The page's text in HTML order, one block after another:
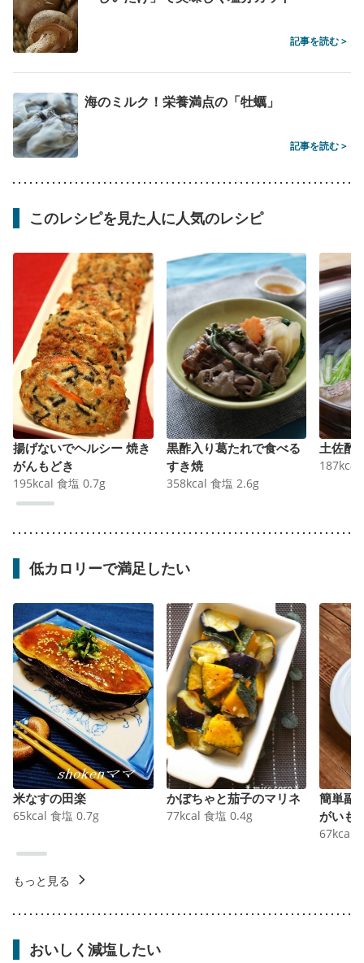
記事を読む >
海のミルク！栄養満点の「牡蠣」
記事を読む >
このレシピを見た人に人気のレシピ
揚げないでヘルシー 焼き
がんもどき
195kcal 食塩 0.7g
黒酢入り葛たれで食べる
すき焼
358kcal 食塩 2.6g
土佐酢
187kcal
低カロリーで満足したい
米なすの田楽
65kcal 食塩 0.7g
かぼちゃと茄子のマリネ
77kcal 食塩 0.4g
簡単副
がいも
67kcal
もっと見る
おいしく減塩したい